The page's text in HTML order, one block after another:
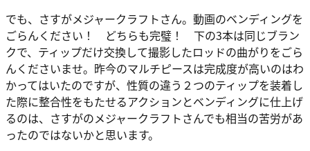
でも、さすがメジャークラフトさん。動画のベンディングを
ごらんください！ どちらも完璧！ 下の3本は同じブラン
クで、ティップだけ交換して撮影したロッドの曲がりをごら
んくださいませ。昨今のマルチピースは完成度が高いのはわ
かってはいたのですが、性質の違う２つのティップを装着し
た際に整合性をもたせるアクションとベンディングに仕上げ
るのは、さすがのメジャークラフトさんでも相当の苦労があ
ったのではないかと思います。